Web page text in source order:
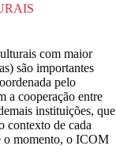
com maior
são importantes
pelo
a cooperação entre
instituições, que
contexto de cada
o momento, o ICOM